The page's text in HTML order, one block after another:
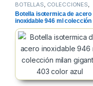
BOTELLAS, COLECCIONES,
PAPELERIA
Botella isotermica de acero
inoxidable 946 ml colección
milan gigante 403 color azul